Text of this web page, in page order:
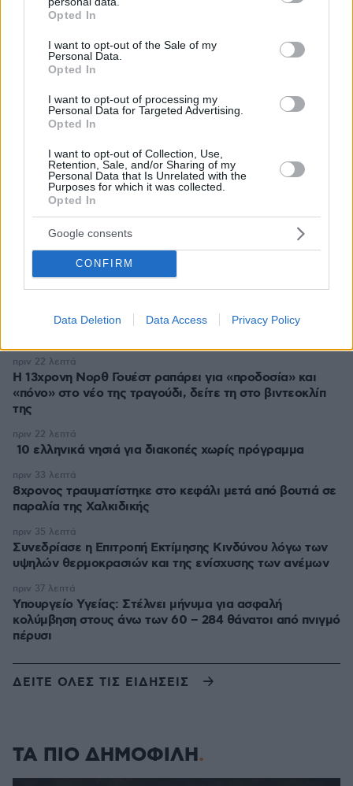
grant or deny consent to Google and its third-party tags to
use your data for below specified purposes in below Google
consent section.
Opted In
I want to opt-out of the Sale of my
Personal Data.
Opted In
I want to opt-out of processing my
Personal Data for Targeted Advertising.
Opted In
I want to opt-out of Collection, Use,
Retention, Sale, and/or Sharing of my
Personal Data that Is Unrelated with the
Purposes for which it was collected.
Opted In
Google consents
CONFIRM
Data Deletion Data Access Privacy Policy
Ειδήσεις
Καρκίνος Παχέος Εντέρου: Η «ένοχη» διατροφή που
αυξάνει τον κίνδυνο κατακόρυφα – Ποια τρόφιμα
προστατεύουν
πριν 7 λεπτά
Στις φλόγες δύο διυλιστήρια πετρελαίου στη Ρωσία
μετά από ουκρανική επίθεση με drones
πριν 8 λεπτά
Παγκόσμια Ημέρα Γάτας – Εντυπωσιακά πράγματα που
ίσως δεν γνωρίζατε για αυτά τα υπέροχα πλάσματα
πριν 8 λεπτά
Oil Pulling: To viral trend του Tik-Tok που υπόσχεται πιο
λευκά δόντια με ένα μόνο συστατικό
πριν 8 λεπτά
φόνο: Η σκοτεινή διαδρομή του 26χρονου Αφγανού που
πριν 20 λεπτά
Η 13χρονη Νορθ Γουέστ ραπάρει για «προδοσία» και
«πόνο» στο νέο της τραγούδι, δείτε τη στο βιντεοκλίπ
της
πριν 22 λεπτά
10 ελληνικά νησιά για διακοπές χωρίς πρόγραμμα
πριν 22 λεπτά
8χρονος τραυματίστηκε στο κεφάλι μετά από βουτιά σε
παραλία της Χαλκιδικής
πριν 33 λεπτά
Συνεδρίασε η Επιτροπή Εκτίμησης Κινδύνου λόγω των
υψηλών θερμοκρασιών και της ενίσχυσης των ανέμων
πριν 35 λεπτά
Υπουργείο Υγείας: Στέλνει μήνυμα για ασφαλή
κολύμβηση στους άνω των 60 – 284 θάνατοι από πνιγμό
πέρυσι
πριν 37 λεπτά
ΔΕΙΤΕ ΟΛΕΣ ΤΙΣ ΕΙΔΗΣΕΙΣ
ΤΑ ΠΙΟ ΔΗΜΟΦΙΛΗ